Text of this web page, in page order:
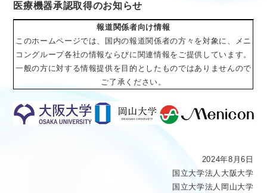
採用情報
医療従事者向け情報 GLOBAL
医療機器承認取得のお知らせ
報道関係者向け情報
このホームページでは、国内の報道関係者の方々を対象に、メニ
コングループ各社の情報ならびに関連情報をご提供しています。
一般の方に対する情報提供を目的としたものではありませんので
ご了承ください。
2024年8月6日
国立大学法人大阪大学
国立大学法人岡山大学